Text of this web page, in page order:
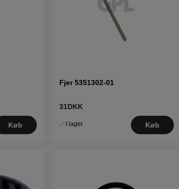
Køb
Fjer 5351302-01
31DKK
I lager Køb